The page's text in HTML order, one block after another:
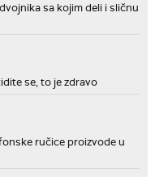
sa kojim deli i sličnu
se, to je zdravo
ručice proizvode u